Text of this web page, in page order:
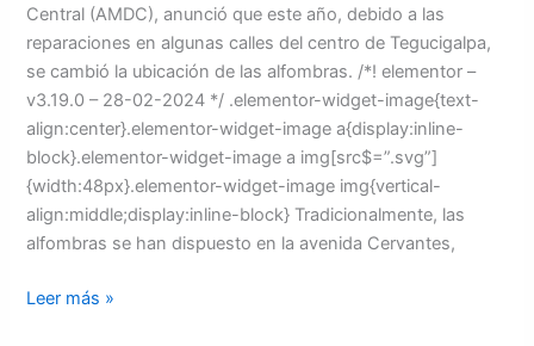
Central (AMDC), anunció que este año, debido a las
reparaciones en algunas calles del centro de Tegucigalpa,
se cambió la ubicación de las alfombras. /*! elementor –
v3.19.0 – 28-02-2024 */ .elementor-widget-image{text-
align:center}.elementor-widget-image a{display:inline-
block}.elementor-widget-image a img[src$=”.svg”]
{width:48px}.elementor-widget-image img{vertical-
align:middle;display:inline-block} Tradicionalmente, las
alfombras se han dispuesto en la avenida Cervantes,
Leer más »